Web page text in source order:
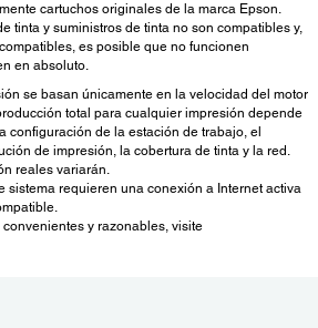
cartuchos originales de la marca Epson.
tinta y suministros de tinta no son compatibles y,
es posible que no funcionen
en absoluto.
se basan únicamente en la velocidad del motor
total para cualquier impresión depende
configuración de la estación de trabajo, el
de impresión, la cobertura de tinta y la red.
reales variarán.
sistema requieren una conexión a Internet activa
y razonables, visite